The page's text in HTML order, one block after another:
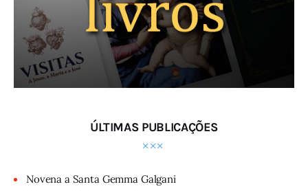
ÚLTIMAS PUBLICAÇÕES
Novena a Santa Gemma Galgani